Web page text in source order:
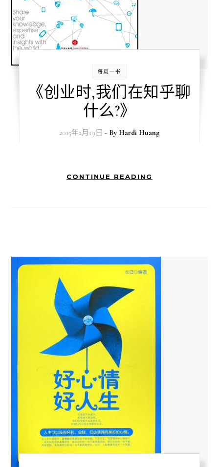
每周一书
《创业时,我们在知乎聊
什么?》
2015年2月19日 - By Hardi Huang
CONTINUE READING